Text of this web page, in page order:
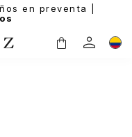
en preventa |